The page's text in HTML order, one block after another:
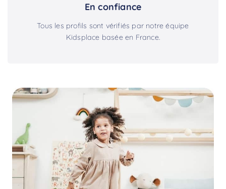
En confiance
Tous les profils sont vérifiés par notre équipe
Kidsplace basée en France.